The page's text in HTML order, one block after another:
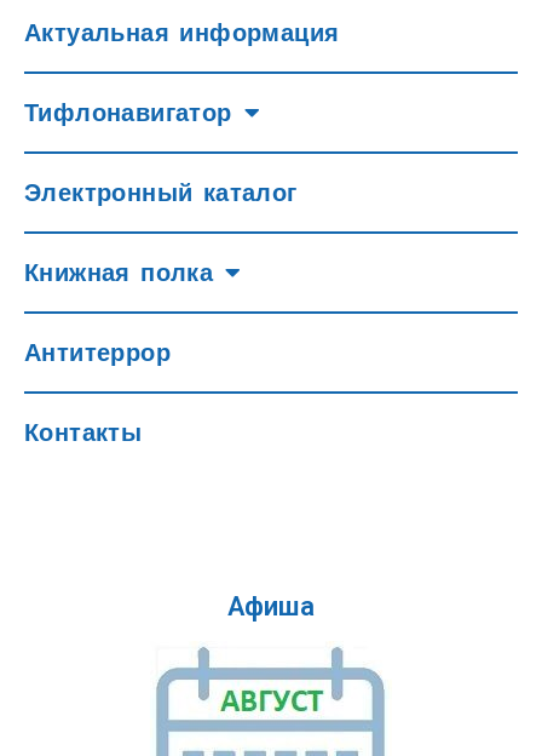
Актуальная информация
Тифлонавигатор
Электронный каталог
Книжная полка
Антитеррор
Контакты
Афиша